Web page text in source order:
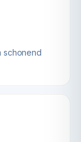
schonend